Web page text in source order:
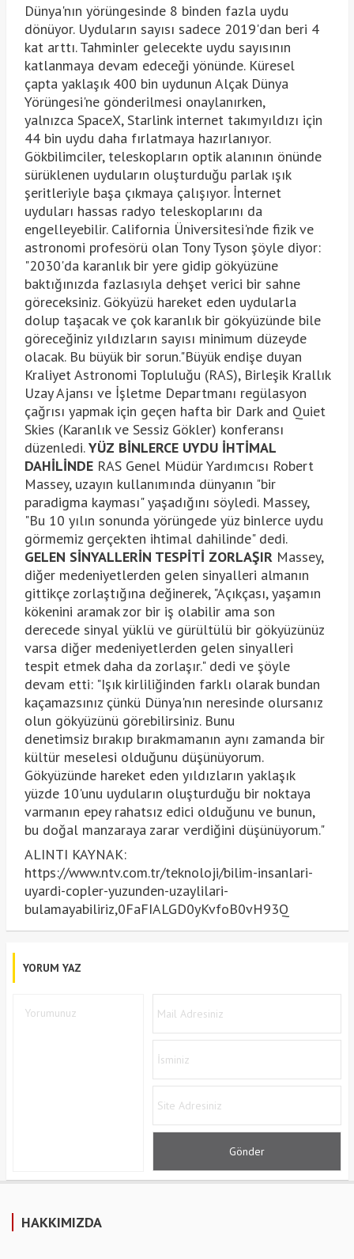
Dünya'nın yörüngesinde 8 binden fazla uydu
dönüyor. Uyduların sayısı sadece 2019'dan beri 4
kat arttı. Tahminler gelecekte uydu sayısının
katlanmaya devam edeceği yönünde. Küresel
çapta yaklaşık 400 bin uydunun Alçak Dünya
Yörüngesi'ne gönderilmesi onaylanırken,
yalnızca SpaceX, Starlink internet takımyıldızı için
44 bin uydu daha fırlatmaya hazırlanıyor.
Gökbilimciler, teleskopların optik alanının önünde
sürüklenen uyduların oluşturduğu parlak ışık
şeritleriyle başa çıkmaya çalışıyor. İnternet
uyduları hassas radyo teleskoplarını da
engelleyebilir. California Üniversitesi'nde fizik ve
astronomi profesörü olan Tony Tyson şöyle diyor:
"2030'da karanlık bir yere gidip gökyüzüne
baktığınızda fazlasıyla dehşet verici bir sahne
göreceksiniz. Gökyüzü hareket eden uydularla
dolup taşacak ve çok karanlık bir gökyüzünde bile
göreceğiniz yıldızların sayısı minimum düzeyde
olacak. Bu büyük bir sorun."Büyük endişe duyan
Kraliyet Astronomi Topluluğu (RAS), Birleşik Krallık
Uzay Ajansı ve İşletme Departmanı regülasyon
çağrısı yapmak için geçen hafta bir Dark and Quiet
Skies (Karanlık ve Sessiz Gökler) konferansı
düzenledi.YÜZ BİNLERCE UYDU İHTİMAL
DAHİLİNDERAS Genel Müdür Yardımcısı Robert
Massey, uzayın kullanımında dünyanın "bir
paradigma kayması" yaşadığını söyledi. Massey,
"Bu 10 yılın sonunda yörüngede yüz binlerce uydu
görmemiz gerçekten ihtimal dahilinde" dedi.
GELEN SİNYALLERİN TESPİTİ ZORLAŞIRMassey,
diğer medeniyetlerden gelen sinyalleri almanın
gittikçe zorlaştığına değinerek, "Açıkçası, yaşamın
kökenini aramak zor bir iş olabilir ama son
derecede sinyal yüklü ve gürültülü bir gökyüzünüz
varsa diğer medeniyetlerden gelen sinyalleri
tespit etmek daha da zorlaşır." dedi ve şöyle
devam etti: "Işık kirliliğinden farklı olarak bundan
kaçamazsınız çünkü Dünya'nın neresinde olursanız
olun gökyüzünü görebilirsiniz. Bunu
denetimsiz bırakıp bırakmamanın aynı zamanda bir
kültür meselesi olduğunu düşünüyorum.
Gökyüzünde hareket eden yıldızların yaklaşık
yüzde 10'unu uyduların oluşturduğu bir noktaya
varmanın epey rahatsız edici olduğunu ve bunun,
bu doğal manzaraya zarar verdiğini düşünüyorum."
ALINTI KAYNAK:
https://www.ntv.com.tr/teknoloji/bilim-insanlari-
uyardi-copler-yuzunden-uzaylilari-
bulamayabiliriz,0FaFIALGD0yKvfoB0vH93Q
YORUM YAZ
HAKKIMIZDA